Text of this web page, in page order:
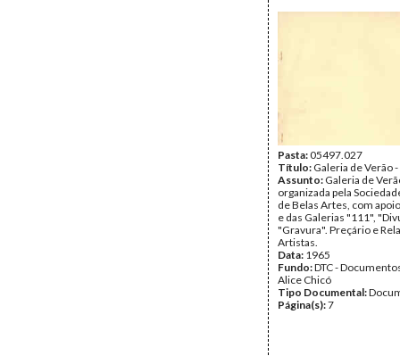
Pasta:05497.027
Título: Galeria de Verão
Assunto: Galeria de
organizada pela
de Belas Artes, com
e das Galerias "111",
"Gravura". Preçário e
Artistas.
Data: 1965
Fundo:DTC -
Alice Chicó
Tipo Documental:
Página(s):7